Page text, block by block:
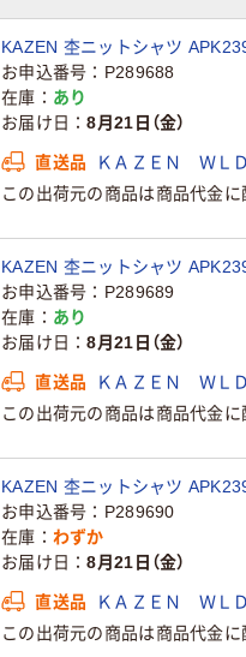
KAZEN 杢ニットシャツ
お申込番号
P289688
在庫
あり
お届け日
8月21日（金）
直送品
ＫＡＺＥＮ ＷＬ
この出荷元の商品は商品代金に
KAZEN 杢ニットシャツ
お申込番号
P289689
在庫
あり
お届け日
8月21日（金）
直送品
ＫＡＺＥＮ ＷＬ
この出荷元の商品は商品代金に
KAZEN 杢ニットシャツ
お申込番号
P289690
在庫
わずか
お届け日
8月21日（金）
直送品
ＫＡＺＥＮ ＷＬ
この出荷元の商品は商品代金に